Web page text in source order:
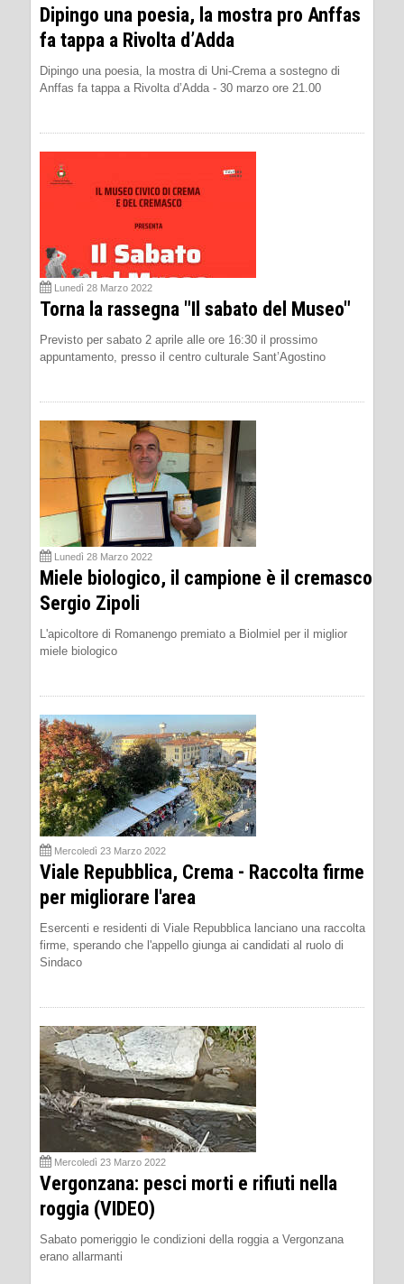
Dipingo una poesia, la mostra pro Anffas
fa tappa a Rivolta d’Adda
Dipingo una poesia, la mostra di Uni-Crema a sostegno di
Anffas fa tappa a Rivolta d’Adda - 30 marzo ore 21.00
Lunedì 28 Marzo 2022
Torna la rassegna "Il sabato del Museo"
Previsto per sabato 2 aprile alle ore 16:30 il prossimo
appuntamento, presso il centro culturale Sant’Agostino
Lunedì 28 Marzo 2022
Miele biologico, il campione è il cremasco
Sergio Zipoli
L'apicoltore di Romanengo premiato a Biolmiel per il miglior
miele biologico
Mercoledì 23 Marzo 2022
Viale Repubblica, Crema - Raccolta firme
per migliorare l'area
Esercenti e residenti di Viale Repubblica lanciano una raccolta
firme, sperando che l'appello giunga ai candidati al ruolo di
Sindaco
Mercoledì 23 Marzo 2022
Vergonzana: pesci morti e rifiuti nella
roggia (VIDEO)
Sabato pomeriggio le condizioni della roggia a Vergonzana
erano allarmanti